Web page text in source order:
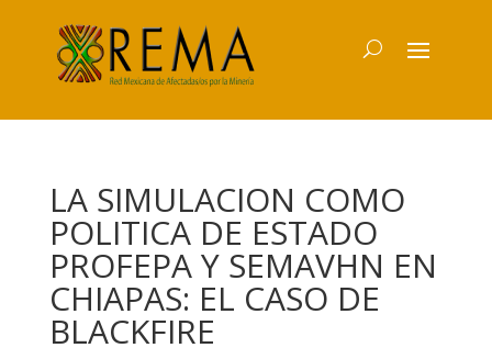
LA SIMULACION COMO
POLITICA DE ESTADO
PROFEPA Y SEMAVHN EN
CHIAPAS: EL CASO DE
BLACKFIRE